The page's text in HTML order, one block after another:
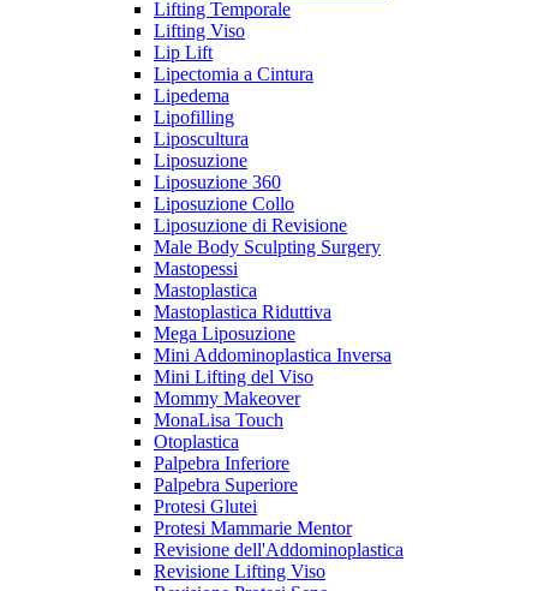
Lifting Temporale
Lifting Viso
Lip Lift
Lipectomia a Cintura
Lipedema
Lipofilling
Liposcultura
Liposuzione
Liposuzione 360
Liposuzione Collo
Liposuzione di Revisione
Male Body Sculpting Surgery
Mastopessi
Mastoplastica
Mastoplastica Riduttiva
Mega Liposuzione
Mini Addominoplastica Inversa
Mini Lifting del Viso
Mommy Makeover
MonaLisa Touch
Otoplastica
Palpebra Inferiore
Palpebra Superiore
Protesi Glutei
Protesi Mammarie Mentor
Revisione dell'Addominoplastica
Revisione Lifting Viso